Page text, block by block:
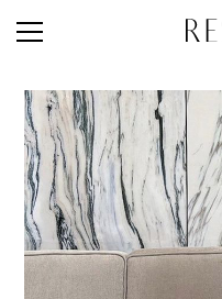
STAFF STYLE
NEWS
MAGAZINE
LOOK BOOK
NEW ARRIVAL
RANKING